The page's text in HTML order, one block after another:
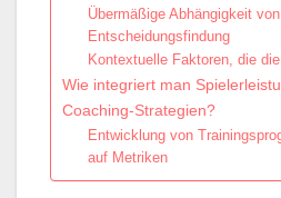
Übermäßige Abhängigkeit
Entscheidungsfindung
Kontextuelle Faktoren, die
Wie integriert man
Coaching-Strategien?
Entwicklung von
auf Metriken